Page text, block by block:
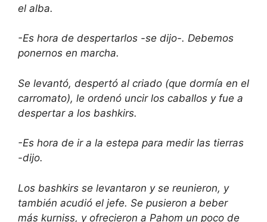
el alba.
-Es hora de despertarlos -se dijo-. Debemos
ponernos en marcha.
Se levantó, despertó al criado (que dormía en el
carromato), le ordenó uncir los caballos y fue a
despertar a los bashkirs.
-Es hora de ir a la estepa para medir las tierras
-dijo.
Los bashkirs se levantaron y se reunieron, y
también acudió el jefe. Se pusieron a beber
más kurniss, y ofrecieron a Pahom un poco de